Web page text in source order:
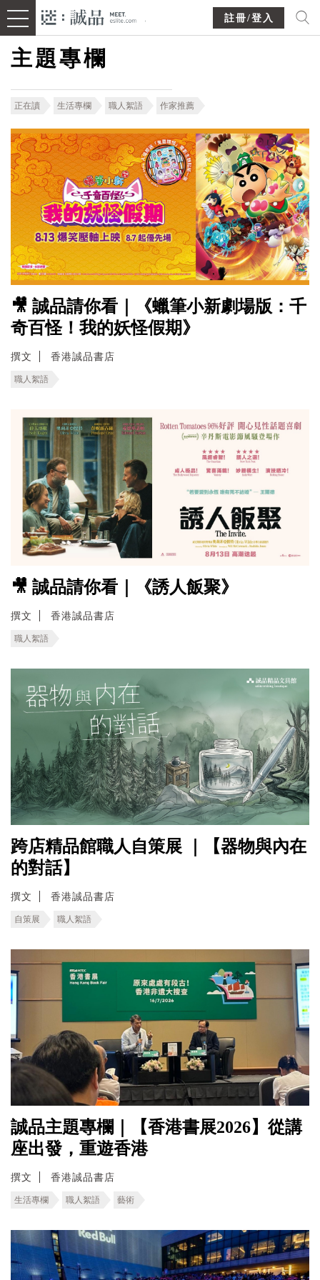
註冊/登入
主題專欄
正在讀 生活專欄 職人絮語 作家推薦
🎥 誠品請你看｜《蠟筆小新劇場版：千
奇百怪！我的妖怪假期》
撰文 香港誠品書店
職人絮語
🎥 誠品請你看｜《誘人飯聚》
撰文 香港誠品書店
職人絮語
跨店精品館職人自策展 ｜【器物與內在
的對話】
撰文 香港誠品書店
自策展 職人絮語
誠品主題專欄｜【香港書展2026】從講
座出發，重遊香港
撰文 香港誠品書店
生活專欄 職人絮語 藝術